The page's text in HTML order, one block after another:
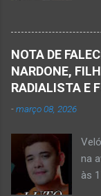
em
28
NOTA DE
NARDONE,
RADIALISTA E
-março 08, 2026
na
às